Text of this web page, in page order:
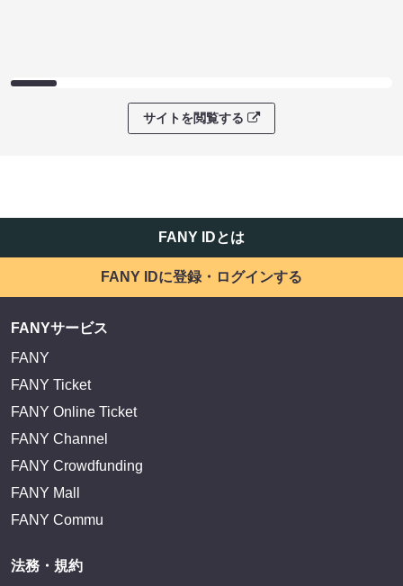
サイトを閲覧する
FANY IDとは
FANY IDに登録・ログインする
FANYサービス
FANY
FANY Ticket
FANY Online Ticket
FANY Channel
FANY Crowdfunding
FANY Mall
FANY Commu
法務・規約